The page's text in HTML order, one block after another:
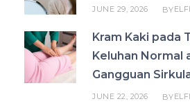
JUNE 29, 2026 BY
Kram Kaki pada
Keluhan Normal
Gangguan
JUNE 22, 2026 BY